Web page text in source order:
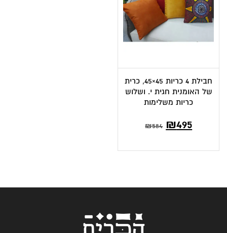
חבילת 4 כריות 45×45, כרית
של האומנית חגית י. ושלוש
כריות משלימות
₪584 המחיר
₪495המחיר